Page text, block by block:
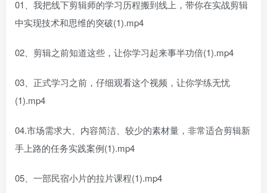
01、我把线下剪辑师的学习历程搬到线上，带你在实战剪辑
中实现技术和思维的突破(1).mp4
02、剪辑之前知道这些，让你学习起来事半功倍(1).mp4
03、正式学习之前，仔细观看这个视频，让你学练无忧
(1).mp4
04.市场需求大、内容简洁、较少的素材量，非常适合剪辑新
手上路的任务实践案例(1).mp4
05、一部民宿小片的拉片课程(1).mp4